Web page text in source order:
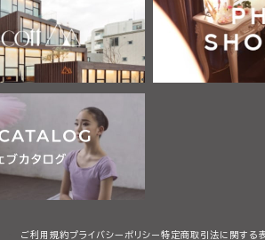
ご利用規約プライバシーポリシー 特定商取引法に関する